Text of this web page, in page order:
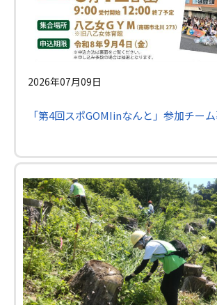
2026年07月09日
「第4回スポGOMIinなんと」参加チーム